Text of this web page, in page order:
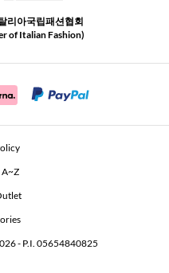
리아국립패션협회
of Italian Fashion)
- P.I. 05654840825